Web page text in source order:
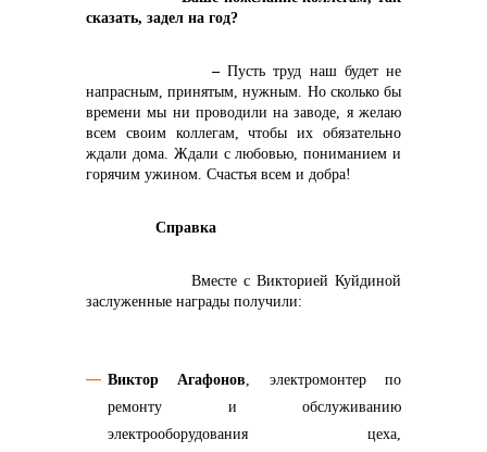
сказать, задел на год?
–Пусть труд наш будет не
напрасным, принятым, нужным. Но сколько бы
времени мы ни проводили на заводе, я желаю
всем своим коллегам, чтобы их обязательно
ждали дома. Ждали с любовью, пониманием и
горячим ужином. Счастья всем и добра!
Справка
Вместе с Викторией Куйдиной
заслуженные награды получили:
Виктор Агафонов, электромонтер по
ремонту и обслуживанию
электрооборудования цеха,